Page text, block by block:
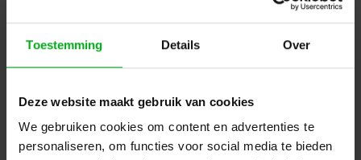
Toestemming Details Over
Deze website maakt gebruik van cookies
We gebruiken cookies om content en advertenties te
personaliseren, om functies voor social media te bieden
Delivery time on request
Login for prices